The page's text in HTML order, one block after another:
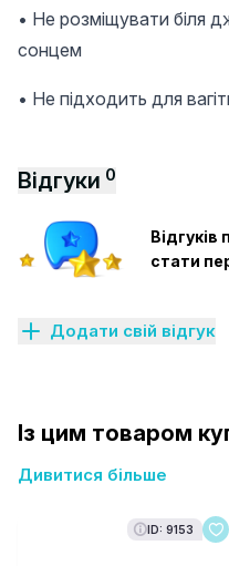
• Не розміщувати біля
сонцем
• Не підходить для
Відгуки 0
стати
Додати свій відгук
Із цим товаром
Дивитися більше
ID: 9153